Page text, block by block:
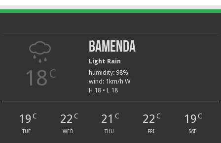
18 C
Bamenda
Light Rain
humidity: 98%
wind: 1km/h W
H 18 • L 18
19 C
TUE
22 C
WED
21 C
THU
22 C
FRI
19 C
SAT